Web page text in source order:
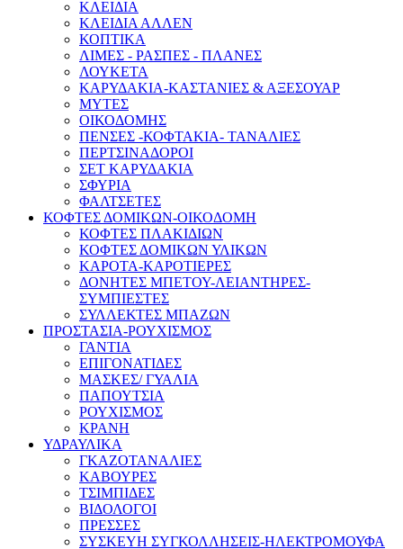
ΚΛΕΙΔΙΑ
ΚΛΕΙΔΙΑ ΑΛΛΕΝ
ΚΟΠΤΙΚΑ
ΛΙΜΕΣ - ΡΑΣΠΕΣ - ΠΛΑΝΕΣ
ΛΟΥΚΕΤΑ
ΚΑΡΥΔΑΚΙΑ-ΚΑΣΤΑΝΙΕΣ & ΑΞΕΣΟΥΑΡ
ΜΥΤΕΣ
ΟΙΚΟΔΟΜΗΣ
ΠΕΝΣΕΣ -ΚΟΦΤΑΚΙΑ- ΤΑΝΑΛΙΕΣ
ΠΕΡΤΣΙΝΑΔΟΡΟΙ
ΣΕΤ ΚΑΡΥΔΑΚΙΑ
ΣΦΥΡΙΑ
ΦΑΛΤΣΕΤΕΣ
ΚΟΦΤΕΣ ΔΟΜΙΚΩΝ-ΟΙΚΟΔΟΜΗ
ΚΟΦΤΕΣ ΠΛΑΚΙΔΙΩΝ
ΚΟΦΤΕΣ ΔΟΜΙΚΩΝ ΥΛΙΚΩΝ
ΚΑΡΟΤΑ-ΚΑΡΟΤΙΕΡΕΣ
ΔΟΝΗΤΕΣ ΜΠΕΤΟΥ-ΛΕΙΑΝΤΗΡΕΣ-
ΣΥΜΠΙΕΣΤΕΣ
ΣΥΛΛΕΚΤΕΣ ΜΠΑΖΩΝ
ΠΡΟΣΤΑΣΙΑ-ΡΟΥΧΙΣΜΟΣ
ΓΑΝΤΙΑ
ΕΠΙΓΟΝΑΤΙΔΕΣ
ΜΑΣΚΕΣ/ ΓΥΑΛΙΑ
ΠΑΠΟΥΤΣΙΑ
ΡΟΥΧΙΣΜΟΣ
ΚΡΑΝΗ
ΥΔΡΑΥΛΙΚΑ
ΓΚΑΖΟΤΑΝΑΛΙΕΣ
ΚΑΒΟΥΡΕΣ
ΤΣΙΜΠΙΔΕΣ
ΒΙΔΟΛΟΓΟΙ
ΠΡΕΣΣΕΣ
ΣΥΣΚΕΥΗ ΣΥΓΚΟΛΛΗΣΕΙΣ-ΗΛΕΚΤΡΟΜΟΥΦΑ